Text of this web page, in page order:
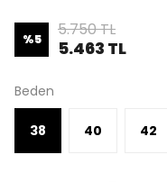
%5 5.750 TL
5.463 TL
Beden
38 40 42